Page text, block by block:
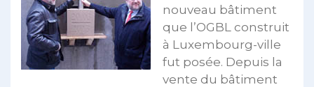
nouveau bâtiment
que l’OGBL construit
à Luxembourg-ville
fut posée. Depuis la
vente du bâtiment